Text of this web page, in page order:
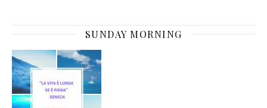
SUNDAY MORNING